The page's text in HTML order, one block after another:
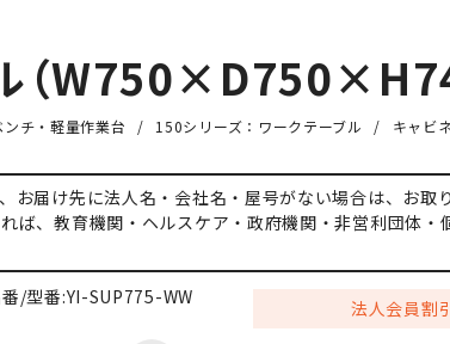
（
チ・軽量作業台 150シリーズ：ワークテーブル キャビ
お届け先に法人名・会社名・屋号がない場合は、お取
ば、教育機関・ヘルスケア・政府機関・非営利団体・
/型番:YI-SUP775-WW 法人会員割